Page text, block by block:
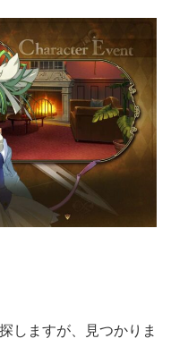
しますが、見つかりま